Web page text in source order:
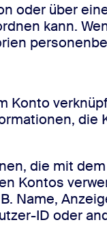
oder über
kann.
Konto
die mit
Kontos
Name,
ID oder